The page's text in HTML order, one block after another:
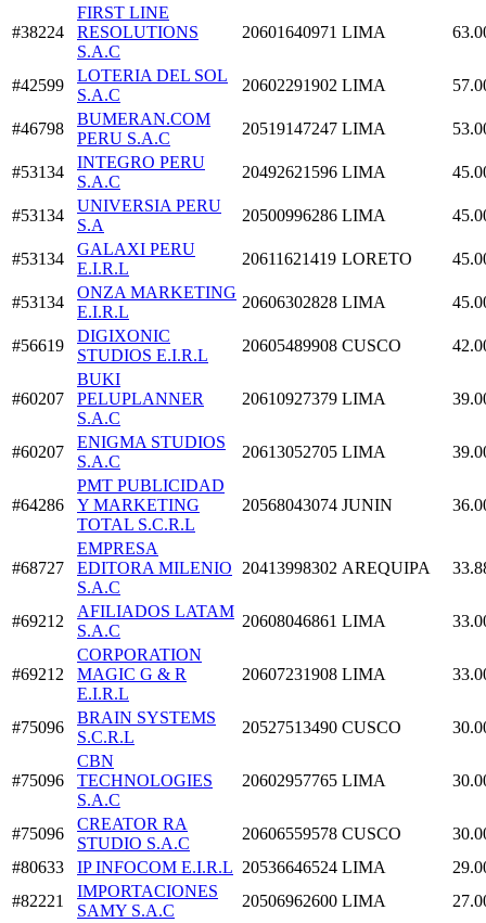
#38224
FIRST LINE
RESOLUTIONS
S.A.C
20601640971 LIMA
#42599
LOTERIA DEL SOL
S.A.C
20602291902 LIMA
#46798
BUMERAN.COM
PERU S.A.C
20519147247 LIMA
#53134
INTEGRO PERU
S.A.C
20492621596 LIMA
#53134
UNIVERSIA PERU
S.A
20500996286 LIMA
#53134
GALAXI PERU
E.I.R.L
20611621419 LORETO
#53134
ONZA MARKETING
E.I.R.L
20606302828 LIMA
#56619
DIGIXONIC
STUDIOS E.I.R.L
20605489908 CUSCO
#60207
BUKI
PELUPLANNER
S.A.C
20610927379 LIMA
#60207
ENIGMA STUDIOS
S.A.C
20613052705 LIMA
#64286
PMT PUBLICIDAD
Y MARKETING
TOTAL S.C.R.L
20568043074 JUNIN
#68727
EMPRESA
EDITORA MILENIO
S.A.C
20413998302 AREQUIPA
#69212
AFILIADOS LATAM
S.A.C
20608046861 LIMA
#69212
CORPORATION
MAGIC G & R
E.I.R.L
20607231908 LIMA
#75096
BRAIN SYSTEMS
S.C.R.L
20527513490 CUSCO
#75096
CBN
TECHNOLOGIES
S.A.C
20602957765 LIMA
#75096
CREATOR RA
STUDIO S.A.C
20606559578 CUSCO
#80633
IP INFOCOM E.I.R.L 20536646524 LIMA
#82221
IMPORTACIONES
SAMY S.A.C
20506962600 LIMA